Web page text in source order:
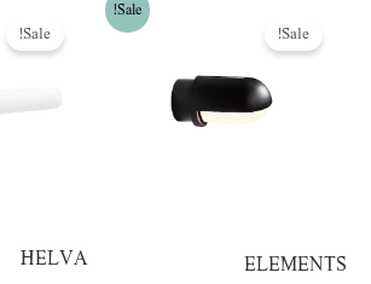
Sale!
Sale!
ELEMENTS
המקורי
היה:
Sale!
HELVA
המקורי
היה: